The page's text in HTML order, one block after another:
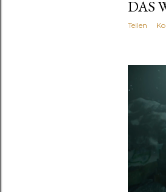
DAS
Teilen